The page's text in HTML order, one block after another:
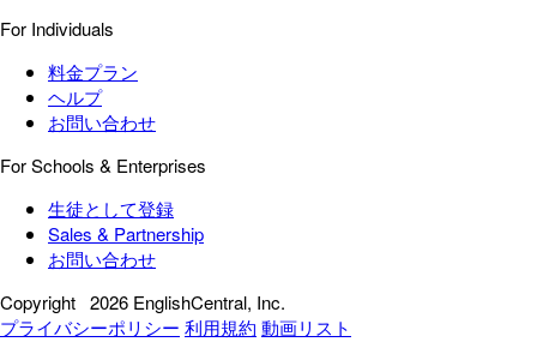
For Individuals
料金プラン
ヘルプ
お問い合わせ
For Schools & Enterprises
生徒として登録
Sales & Partnership
お問い合わせ
Copyright 2026 EnglishCentral, Inc.
プライバシーポリシー 利用規約 動画リスト